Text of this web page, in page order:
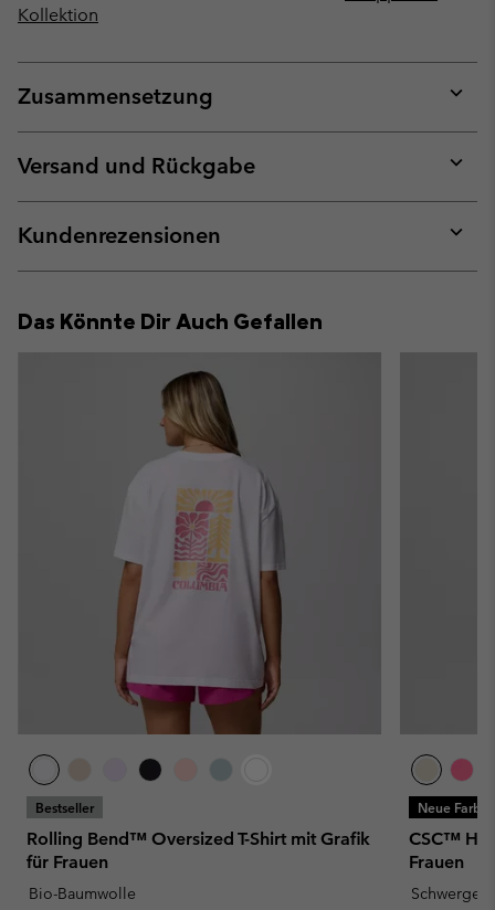
Kollektion
Zusammensetzung
or
Versand und Rückgabe
or
Kundenrezensionen
or
Das Könnte Dir Auch Gefallen
Bestseller
Rolling Bend™ Oversized T-Shirt mit Grafik
für Frauen
Bio-Baumwolle
Neue
CSC™
Frauen